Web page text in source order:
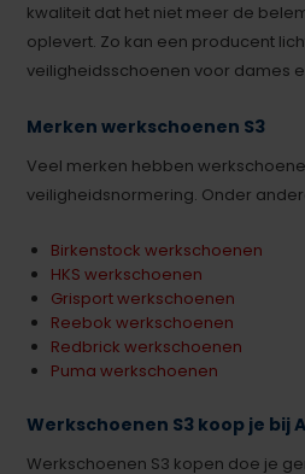
kwaliteit dat het niet meer de
oplevert. Zo kan een producent
veiligheidsschoenen voor dames
Merken werkschoenen S3
Veel merken hebben
veiligheidsnormering. Onder
Birkenstock werkschoenen
HKS werkschoenen
Grisport werkschoenen
Reebok werkschoenen
Redbrick werkschoenen
Puma werkschoenen
Werkschoenen S3 koop je bij
Werkschoenen S3 kopen doe je